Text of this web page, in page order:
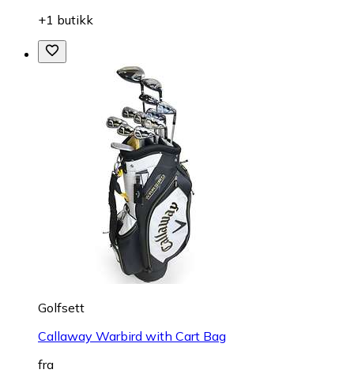
+1 butikk
Golfsett
Callaway Warbird with Cart Bag
fra